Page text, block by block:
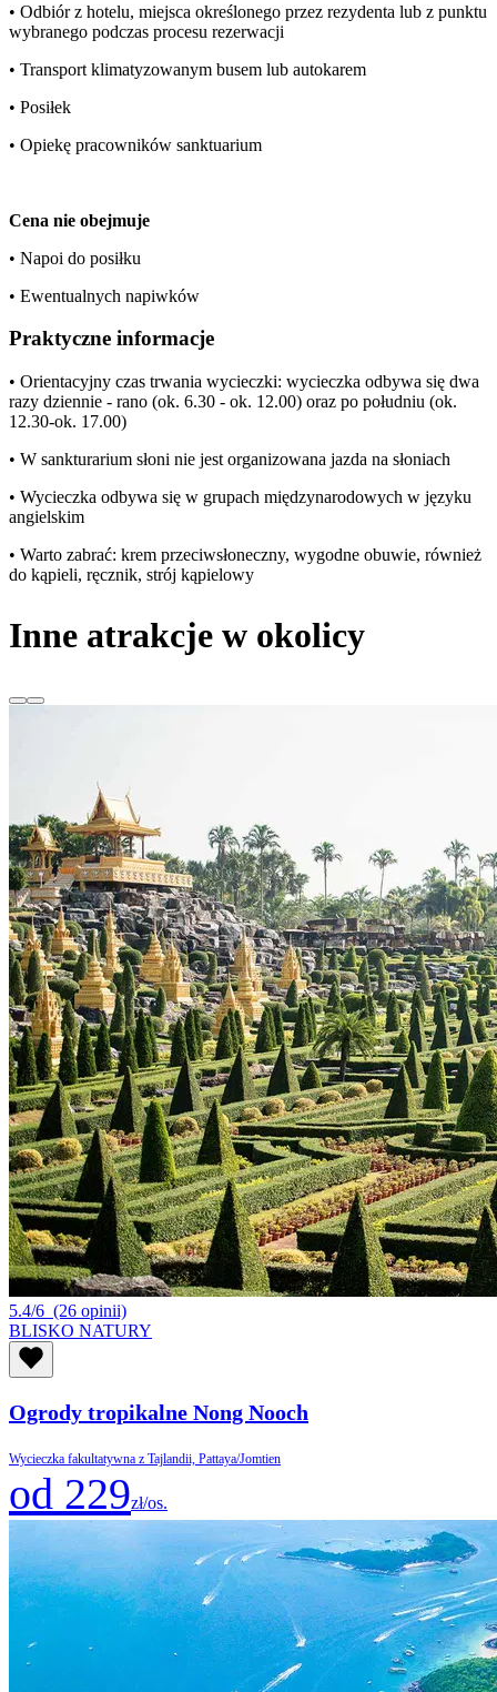
• Odbiór z hotelu, miejsca określonego przez rezydenta lub z punktu
wybranego podczas procesu rezerwacji
• Transport klimatyzowanym busem lub autokarem
• Posiłek
• Opiekę pracowników sanktuarium
Cena nie obejmuje
• Napoi do posiłku
• Ewentualnych napiwków
Praktyczne informacje
• Orientacyjny czas trwania wycieczki: wycieczka odbywa się dwa
razy dziennie - rano (ok. 6.30 - ok. 12.00) oraz po południu (ok.
12.30-ok. 17.00)
• W sankturarium słoni nie jest organizowana jazda na słoniach
• Wycieczka odbywa się w grupach międzynarodowych w języku
angielskim
• Warto zabrać: krem przeciwsłoneczny, wygodne obuwie, również
do kąpieli, ręcznik, strój kąpielowy
Inne atrakcje w okolicy
5.4/6 (26 opinii)
BLISKO NATURY
Ogrody tropikalne Nong Nooch
Wycieczka fakultatywna z Tajlandii, Pattaya/Jomtien
od 229zł/os.